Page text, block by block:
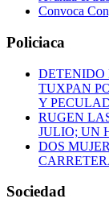
Convoca
Policiaca
DETENIDO
TUXPAN
Y
RUGEN
JULIO; UN
DOS
Sociedad